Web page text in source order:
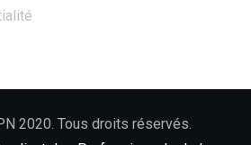
2020. Tous droits réservés.